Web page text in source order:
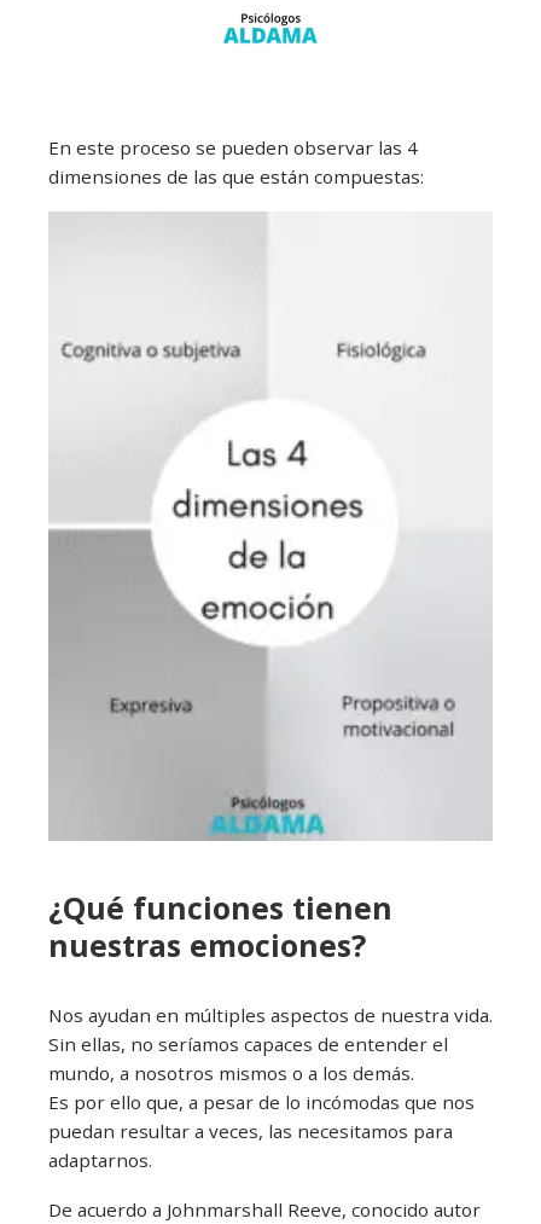
En este proceso se pueden observar las 4
dimensiones de las que están compuestas:
¿Qué funciones tienen
nuestras emociones?
Nos ayudan en múltiples aspectos de nuestra vida.
Sin ellas, no seríamos capaces de entender el
mundo, a nosotros mismos o a los demás.
Es por ello que, a pesar de lo incómodas que nos
puedan resultar a veces, las necesitamos para
adaptarnos.
De acuerdo a Johnmarshall Reeve, conocido autor